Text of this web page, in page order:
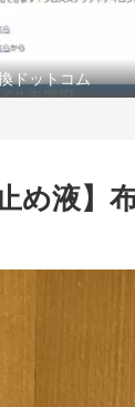
ドットコム
め液】